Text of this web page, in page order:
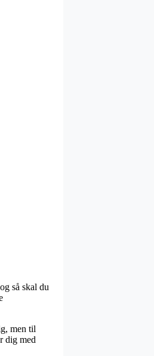
så skal du
men til
dig med